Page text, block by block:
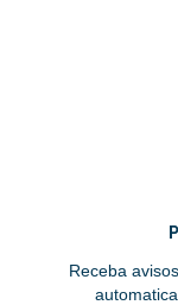
Receba